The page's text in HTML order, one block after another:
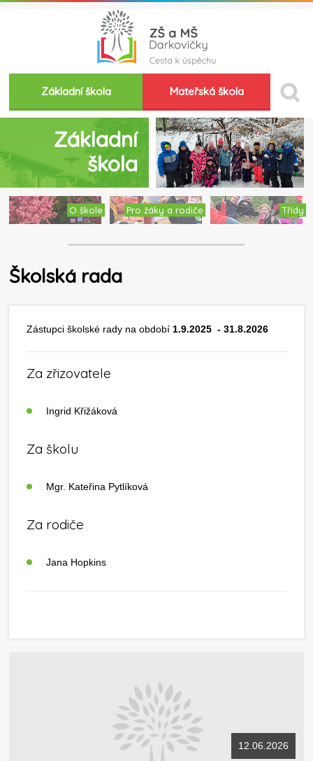
Základní škola Mateřská škola
Základní
škola
O škole Pro žáky a rodiče Třídy
Školská rada
Zástupci školské rady na období 1.9.2025 - 31.8.2026
Za zřizovatele
Ingrid Křižáková
Za školu
Mgr. Kateřina Pytlíková
Za rodiče
Jana Hopkins
12.06.2026